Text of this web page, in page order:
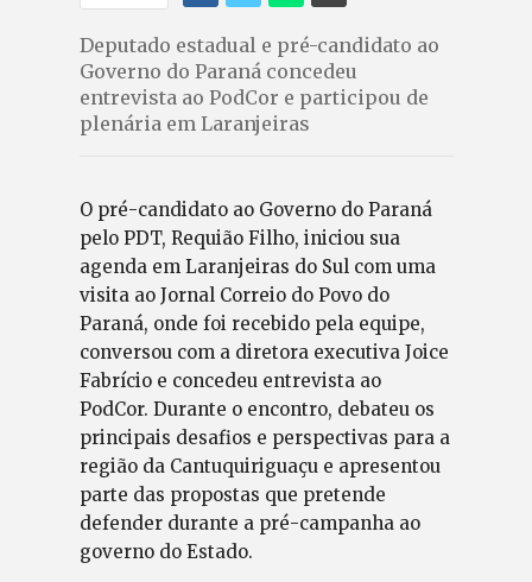
Deputado estadual e pré-candidato ao
Governo do Paraná concedeu
entrevista ao PodCor e participou de
plenária em Laranjeiras
O pré-candidato ao Governo do Paraná
pelo PDT, Requião Filho, iniciou sua
agenda em Laranjeiras do Sul com uma
visita ao Jornal Correio do Povo do
Paraná, onde foi recebido pela equipe,
conversou com a diretora executiva Joice
Fabrício e concedeu entrevista ao
PodCor. Durante o encontro, debateu os
principais desafios e perspectivas para a
região da Cantuquiriguaçu e apresentou
parte das propostas que pretende
defender durante a pré-campanha ao
governo do Estado.